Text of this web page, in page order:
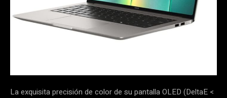
La exquisita precisión de color de su pantalla OLED (DeltaE <